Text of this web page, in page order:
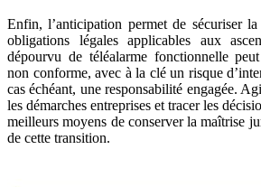
Enfin, l’anticipation permet de sécuriser
obligations légales applicables aux
dépourvu de téléalarme fonctionnelle
non conforme, avec à la clé un risque
cas échéant, une responsabilité engagée.
les démarches entreprises et tracer les
meilleurs moyens de conserver la maîtrise
de cette transition.